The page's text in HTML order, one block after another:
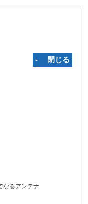
‐ 閉じる
なるアンテナ